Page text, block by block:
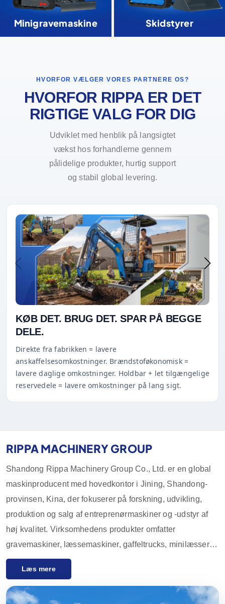
Minigravemaskine Skidstyrer
HVORFOR VÆLGER VORES PARTNERE OS?
HVORFOR RIPPA ER DET
RIGTIGE VALG FOR DIG
Udviklet med henblik på langsigtet
vækst hos forhandlerne gennem
pålidelige produkter, hurtig support
og stabil global levering.
KØB DET. BRUG DET. SPAR PÅ BEGGE
DELE.
Direkte fra fabrikken = lavere
anskaffelsesomkostninger. Brændstoføkonomisk =
lavere daglige omkostninger. Holdbar + let tilgængelige
reservedele = lavere omkostninger på lang sigt.
RIPPA MACHINERY GROUP
Shandong Rippa Machinery Group Co., Ltd. er en global
maskinproducent med hovedkontor i Jining, Shandong-
provinsen, Kina, der fokuserer på forskning, udvikling,
produktion og salg af entreprenørmaskiner og -udstyr af
høj kvalitet. Virksomhedens produkter omfatter
gravemaskiner, læssemaskiner, gaffeltrucks, minilæssere
og deres tilbehør, som i vid udstrækning anvendes inden
innovative F&U-kapaciteter og streng kvalitetskontrol
Læs mere